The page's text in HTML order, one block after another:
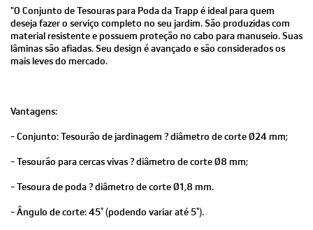
"O Conjunto de Tesouras para Poda da Trapp é ideal para quem
deseja fazer o serviço completo no seu jardim. São produzidas com
material resistente e possuem proteção no cabo para manuseio. Suas
lâminas são afiadas. Seu design é avançado e são considerados os
mais leves do mercado.
Vantagens:
- Conjunto: Tesourão de jardinagem ? diâmetro de corte Ø24 mm;
- Tesourão para cercas vivas ? diâmetro de corte Ø8 mm;
- Tesoura de poda ? diâmetro de corte Ø1,8 mm.
- Ângulo de corte: 45° (podendo variar até 5°).